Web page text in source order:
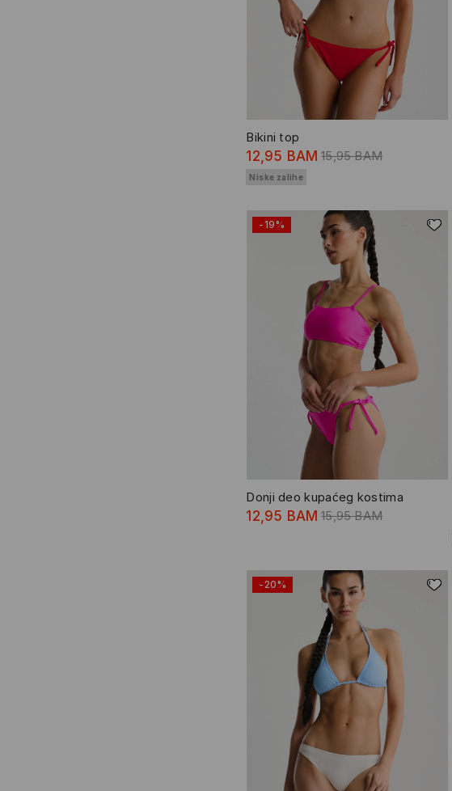
Bikini top
12,95 BAM 15,95 BAM
Niske zalihe
-19%
Donji deo kupaćeg kostima
12,95 BAM 15,95 BAM
-20%